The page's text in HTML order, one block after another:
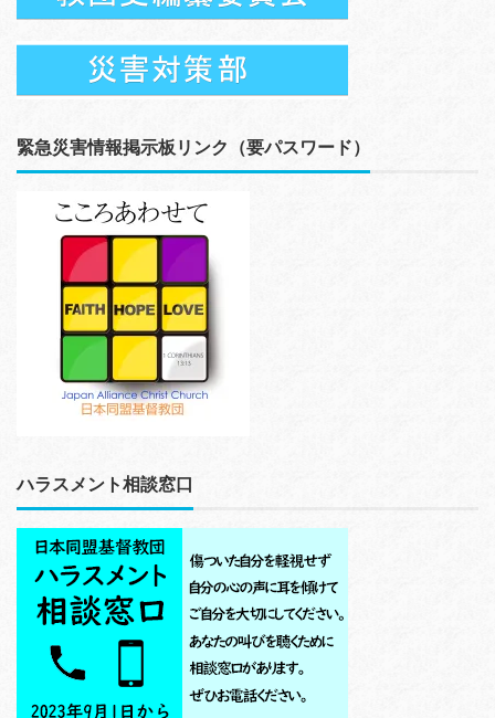
緊急災害情報掲示板リンク（要パスワード）
ハラスメント相談窓口